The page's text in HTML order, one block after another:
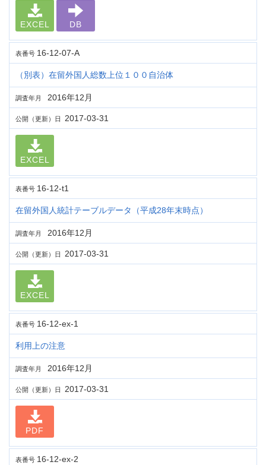
EXCEL DB
表番号 16-12-07-A
（別表）在留外国人総数上位１００自治体
調査年月 2016年12月
公開（更新）日 2017-03-31
EXCEL
表番号 16-12-t1
在留外国人統計テーブルデータ（平成28年末時点）
調査年月 2016年12月
公開（更新）日 2017-03-31
EXCEL
表番号 16-12-ex-1
利用上の注意
調査年月 2016年12月
公開（更新）日 2017-03-31
PDF
表番号 16-12-ex-2